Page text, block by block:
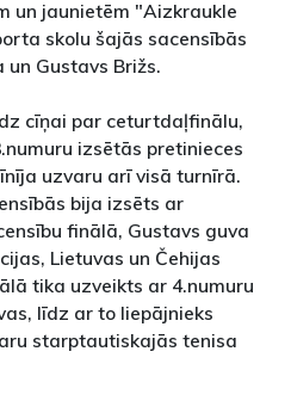
un jaunietēm "Aizkraukle
skolu šajās sacensībās
Gustavs Brižs.
cīņai par ceturtdaļfinālu,
izsētās pretinieces
uzvaru arī visā turnīrā.
bija izsēts ar
finālā, Gustavs guva
Lietuvas un Čehijas
tika uzveikts ar 4.numuru
līdz ar to liepājnieks
starptautiskajās tenisa